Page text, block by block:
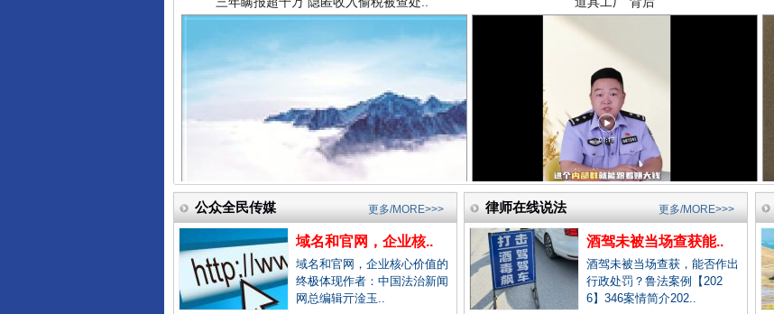
中国法院新闻网.中国
中国检察新闻网.中国
中国医药新闻网.中国
中国企业新闻网.中国
祁连巍巍树丰碑 高回报！网警详解投资理财陷阱
公众全民传媒
域名和官网，企业核..
域名和官网，企业核心价值的
终极体现作者：中国法治新闻
网总编辑亓淦玉..
更多/MORE>>> 律师在线说法
酒驾未被当场查获能..
酒驾未被当场查获，能否作出
行政处罚？鲁法案例【202
6】346案情简介202..
更多/MORE>>>